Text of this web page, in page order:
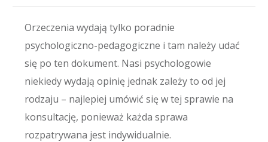
Orzeczenia wydają tylko poradnie
psychologiczno-pedagogiczne i tam należy udać
się po ten dokument. Nasi psychologowie
niekiedy wydają opinię jednak zależy to od jej
rodzaju – najlepiej umówić się w tej sprawie na
konsultację, ponieważ każda sprawa
rozpatrywana jest indywidualnie.